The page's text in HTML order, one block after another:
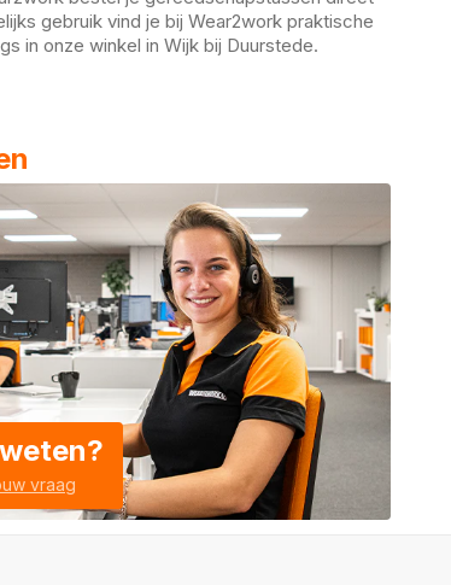
gebruik vind je bij Wear2work praktische
in onze winkel in Wijk bij Duurstede.
vraag